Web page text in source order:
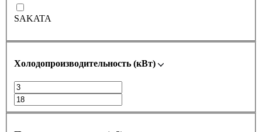
SAKATA
Холодопроизводительность (кВт)